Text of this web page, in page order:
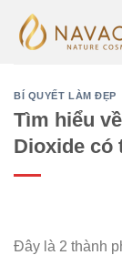
BÍ QUYẾT LÀM ĐẸP
Tìm hiểu
Dioxide có
Đây là 2 thành